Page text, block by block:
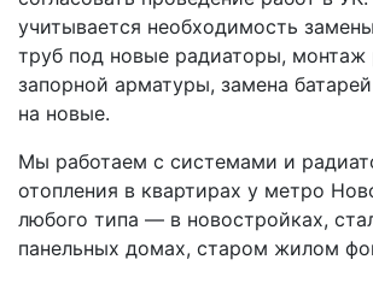
учитывается необходимость
труб под новые радиаторы, монтаж
запорной арматуры, замена
на новые.
Мы работаем с системами и
отопления в квартирах у метро
любого типа — в новостройках,
панельных домах, старом жилом